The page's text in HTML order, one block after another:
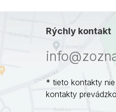
Rýchly kontakt
* tieto kontakty
kontakty